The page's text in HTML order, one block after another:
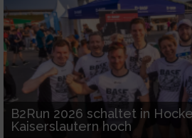
B2Run 2026 schaltet in
Kaiserslautern hoch